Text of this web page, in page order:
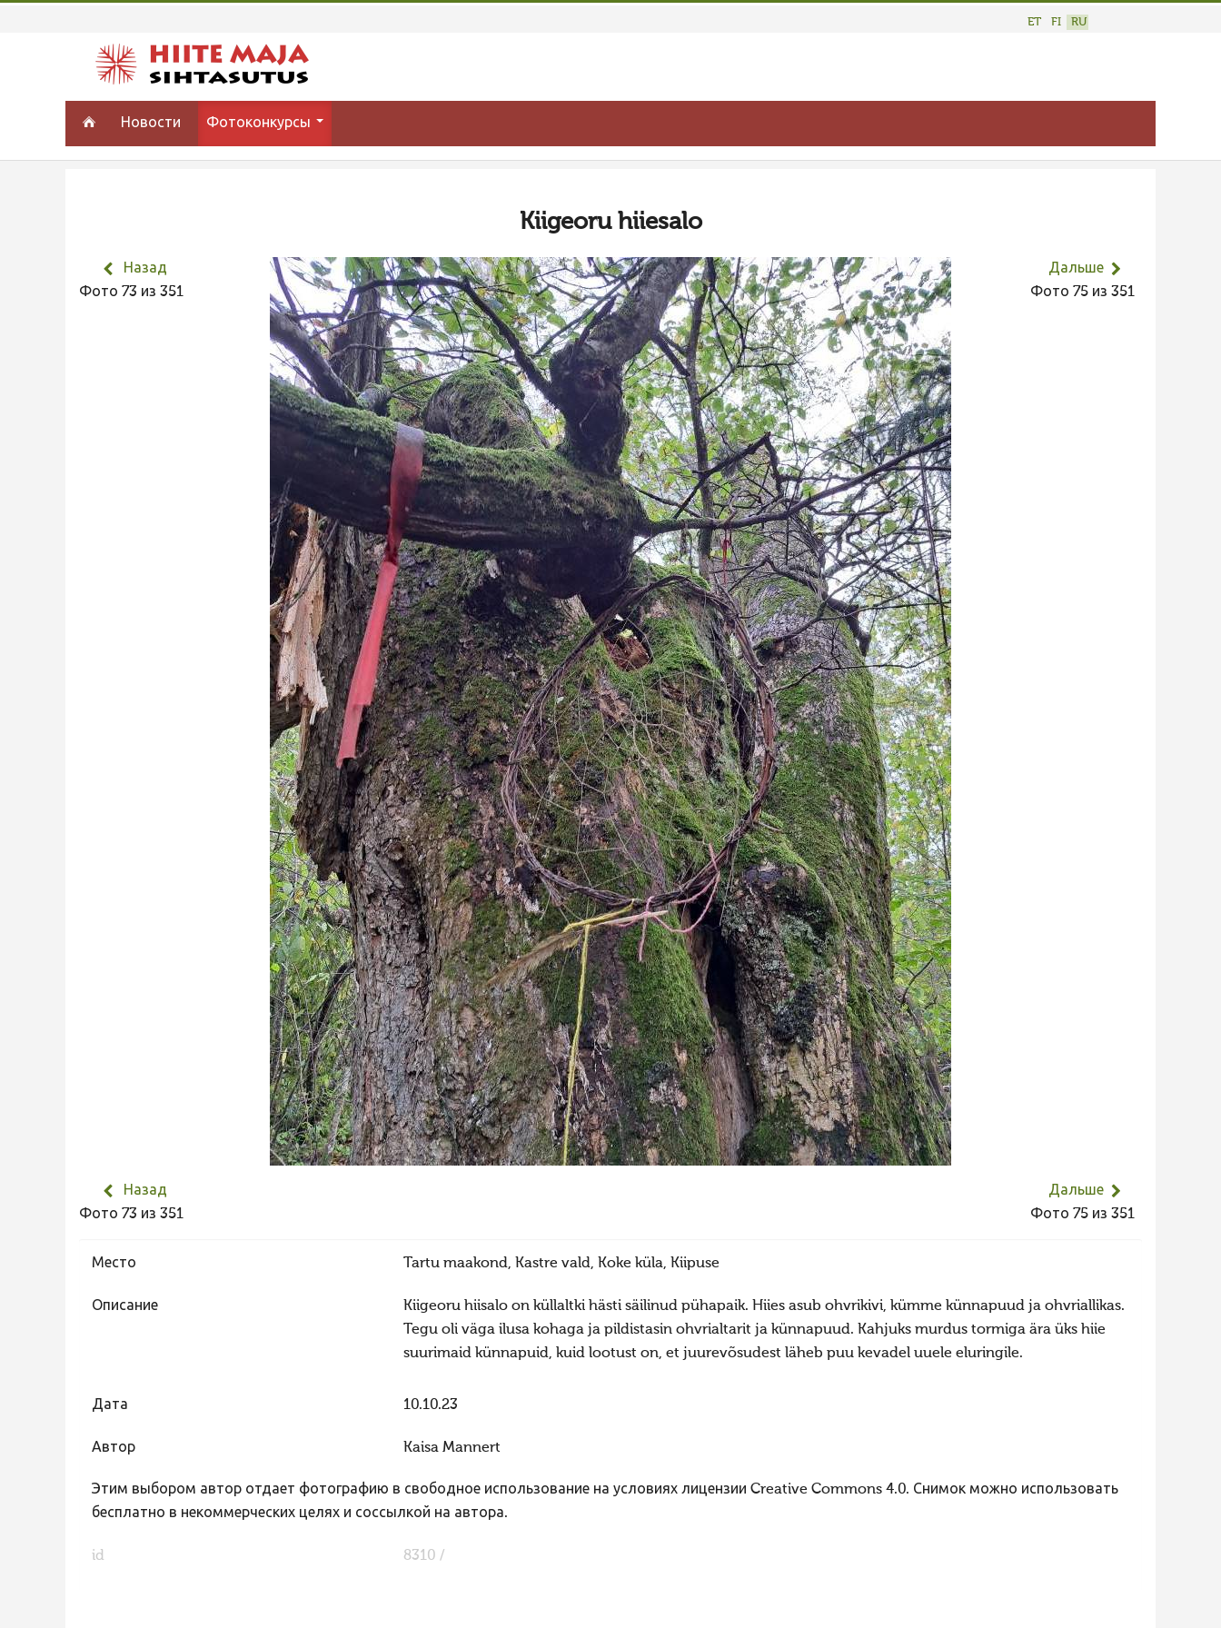
ET FI RU
Новости Фотоконкурсы
Kiigeoru hiiesalo
Назад
Фото 73 из 351
Дальше
Фото 75 из 351
Назад
Фото 73 из 351
Дальше
Фото 75 из 351
Место Tartu maakond, Kastre vald, Koke küla, Kiipuse
Описание
Kiigeoru hiisalo on küllaltki hästi säilinud pühapaik. Hiies asub ohvrikivi, kümme künnapuud ja ohvriallikas.
Tegu oli väga ilusa kohaga ja pildistasin ohvrialtarit ja künnapuud. Kahjuks murdus tormiga ära üks hiie
suurimaid künnapuid, kuid lootust on, et juurevõsudest läheb puu kevadel uuele eluringile.
Дата 10.10.23
Автор Kaisa Mannert
Этим выбором автор отдает фотографию в свободное использование на условиях лицензии Creative Commons 4.0. Снимок можно использовать
бесплатно в некоммерческих целях и соссылкой на автора.
id 8310 /